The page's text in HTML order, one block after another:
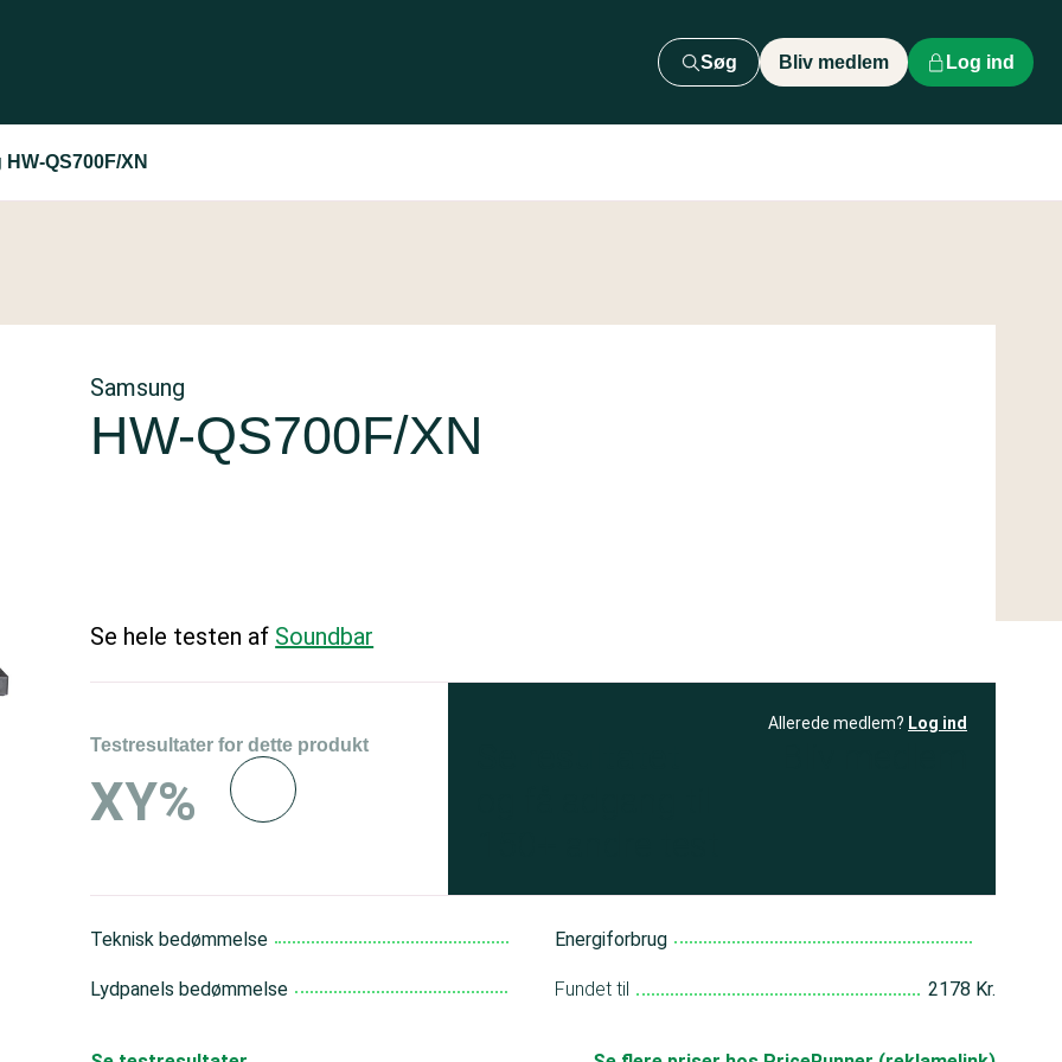
Søg Bliv medlem Log ind
QS700F/XN
Samsung
HW-QS700F/XN
Se hele testen af Soundbar
Testresultater for dette produkt
XY%
Allerede medlem? Log ind
Teknisk bedømmelse
Lydpanels bedømmelse
Energiforbrug
Fundet til 2178 Kr.